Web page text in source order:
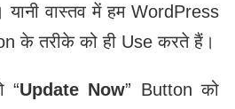
वास्तव में हम WordPress
के तरीके को ही Use करते हैं।
“Update Now” Button को